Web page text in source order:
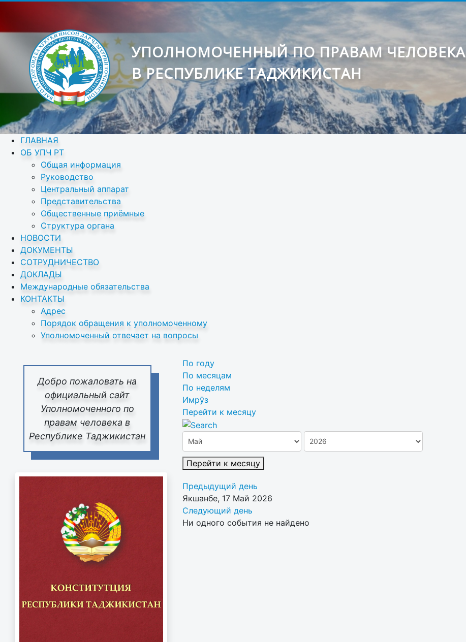
УПОЛНОМОЧЕННЫЙ ПО ПРАВАМ ЧЕЛОВЕКА
В РЕСПУБЛИКЕ ТАДЖИКИСТАН
ГЛАВНАЯ
ОБ УПЧ РТ
Общая информация
Руководство
Центральный аппарат
Представительства
Общественные приёмные
Структура органа
НОВОСТИ
ДОКУМЕНТЫ
СОТРУДНИЧЕСТВО
ДОКЛАДЫ
Международные обязательства
КОНТАКТЫ
Адрес
Порядок обращения к уполномоченному
Уполномоченный отвечает на вопросы
Добро пожаловать на
официальный сайт
Уполномоченного по
правам человека в
Республике Таджикистан
По году
По месяцам
По неделям
Имрӯз
Перейти к месяцу
Перейти к месяцу
Предыдущий день
Якшанбе, 17 Май 2026
Следующий день
Ни одного события не найдено